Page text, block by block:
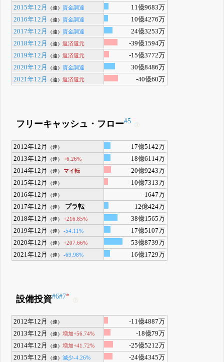
2015年12月 （連） 資金調達
11億9683万
2016年12月
（連） 資金調達
10億4276万
2017年12月
（連） 資金調達
24億3253万
2018年12月
（連）返済還元
-39億1594万
2019年12月
（連）返済還元
-15億3772万
2020年12月
（連） 資金調達
30億8486万
2021年12月
（連）返済還元 -40億60万
フリーキャッシュ・フロー#5
2012年12月 （連）
17億5142万
2013年12月
（連） +6.26%
18億6114万
2014年12月
（連） マイ転
-20億9243万
2015年12月
（連）
-10億7313万
2016年12月
（連）
-1647万
2017年12月
（連） プラ転
12億424万
2018年12月
（連） +216.85%
38億1565万
2019年12月
（連） -54.11%
17億5107万
2020年12月
（連） +207.66%
53億8739万
2021年12月
（連） -69.98% 16億1729万
設備投資#6#7*
2012年12月 （連）
-11億4887万
2013年12月
（連）増加+56.74%
-18億79万
2014年12月
（連）増加+41.72%
-25億5212万
2015年12月
（連）減少-4.26%
-24億4345万